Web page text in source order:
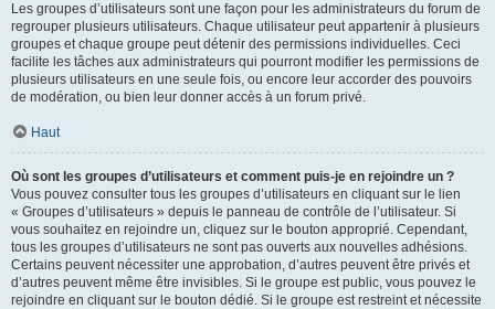
Les groupes d’utilisateurs sont une façon pour les administrateurs du forum de
regrouper plusieurs utilisateurs. Chaque utilisateur peut appartenir à plusieurs
groupes et chaque groupe peut détenir des permissions individuelles. Ceci
facilite les tâches aux administrateurs qui pourront modifier les permissions de
plusieurs utilisateurs en une seule fois, ou encore leur accorder des pouvoirs
de modération, ou bien leur donner accès à un forum privé.
Haut
Où sont les groupes d’utilisateurs et comment puis-je en rejoindre un ?
Vous pouvez consulter tous les groupes d’utilisateurs en cliquant sur le lien
« Groupes d’utilisateurs » depuis le panneau de contrôle de l’utilisateur. Si
vous souhaitez en rejoindre un, cliquez sur le bouton approprié. Cependant,
tous les groupes d’utilisateurs ne sont pas ouverts aux nouvelles adhésions.
Certains peuvent nécessiter une approbation, d’autres peuvent être privés et
d’autres peuvent même être invisibles. Si le groupe est public, vous pouvez le
rejoindre en cliquant sur le bouton dédié. Si le groupe est restreint et nécessite